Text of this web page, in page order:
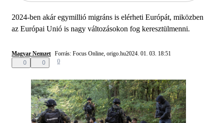
2024-ben akár egymillió migráns is elérheti Európát, miközben
az Európai Unió is nagy változásokon fog keresztülmenni.
Magyar Nemzet Forrás: Focus Online, origo.hu2024. 01. 03. 18:51
0
0 0